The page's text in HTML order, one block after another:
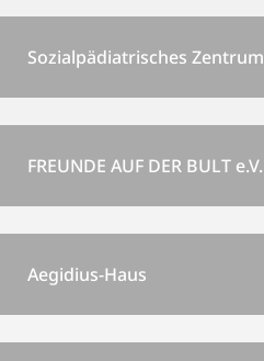
Sozialpädiatrisches Zentrum
FREUNDE AUF DER BULT e.V.
Aegidius-Haus